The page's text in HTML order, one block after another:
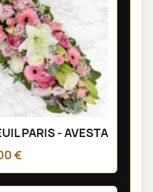
PARIS - AVESTA
€